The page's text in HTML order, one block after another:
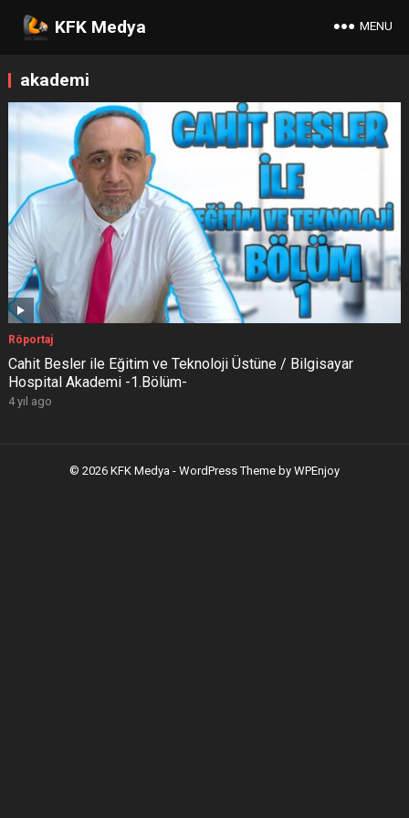
KFK Medya MENU
akademi
Röportaj
Cahit Besler ile Eğitim ve Teknoloji Üstüne / Bilgisayar
Hospital Akademi -1.Bölüm-
4 yıl ago
© 2026 KFK Medya - WordPress Theme by WPEnjoy